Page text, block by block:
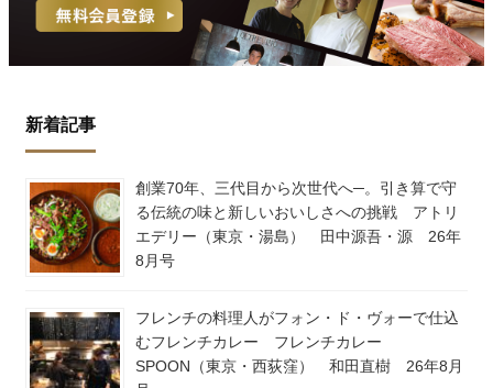
新着記事
創業70年、三代目から次世代へ─。引き算で守
る伝統の味と新しいおいしさへの挑戦 アトリ
エデリー（東京・湯島） 田中源吾・源 26年
8月号
フレンチの料理人がフォン・ド・ヴォーで仕込
むフレンチカレー フレンチカレー
SPOON（東京・西荻窪） 和田直樹 26年8月